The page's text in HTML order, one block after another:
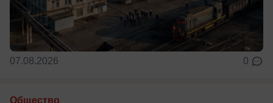
07.08.2026 0
Общество